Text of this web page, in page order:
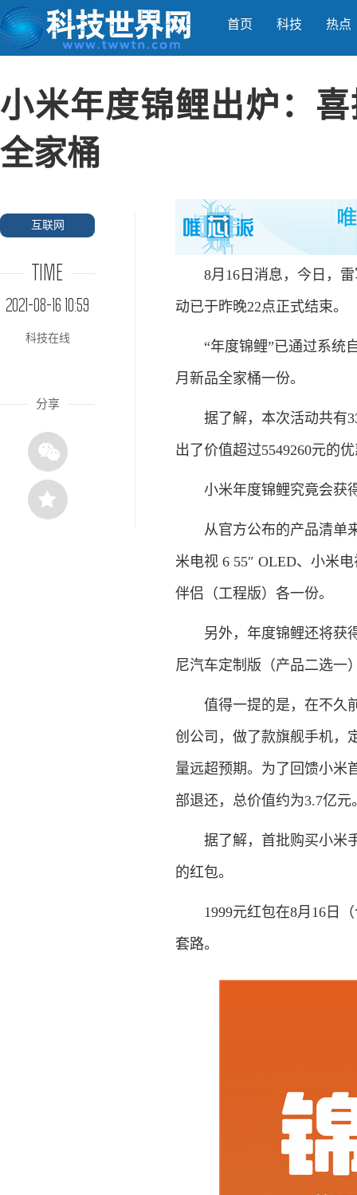
首页 科技 热点
小米年度锦鲤出炉：
全家桶
互联网
TIME
2021-08-16 10:59
科技在线
分享
8月16日消息，今日，雷
动已于昨晚22点正式结束。
“年度锦鲤”已通过系统自
月新品全家桶一份。
据了解，本次活动共有
出了价值超过5549260元的
小米年度锦鲤究竟会获
从官方公布的产品清单来
米电视 6 55″ OLED、小米
伴侣（工程版）各一份。
另外，年度锦鲤还将获得
尼汽车定制版（产品二选一
值得一提的是，在不久前
创公司，做了款旗舰手机，
量远超预期。为了回馈小米
部退还，总价值约为3.7亿元
据了解，首批购买小米手
的红包。
1999元红包在8月16日（
套路。